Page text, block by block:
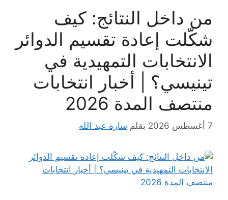
من داخل النتائج: كيف
شكّلت إعادة تقسيم الدوائر
الانتخابات التمهيدية في
تينيسي؟ | أخبار انتخابات
منتصف المدة 2026
7 أغسطس 2026 بقلم سارة عبد الله